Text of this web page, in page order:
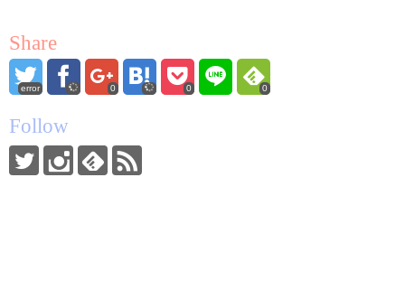
Share
error 0 0 0
Follow